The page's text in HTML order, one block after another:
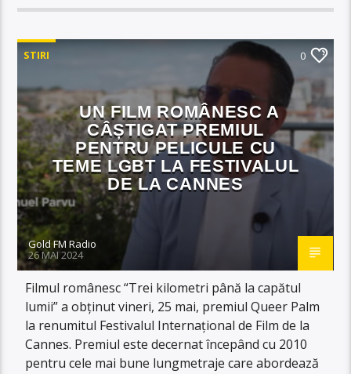
STIRI 0
UN FILM ROMÂNESC A
CÂȘTIGAT PREMIUL
PENTRU PELICULE CU
TEME LGBT LA FESTIVALUL
DE LA CANNES
Gold FM Radio
26 MAI 2024
Filmul românesc “Trei kilometri până la capătul
lumii” a obținut vineri, 25 mai, premiul Queer Palm
la renumitul Festivalul Internaţional de Film de la
Cannes. Premiul este decernat începând cu 2010
pentru cele mai bune lungmetraje care abordează